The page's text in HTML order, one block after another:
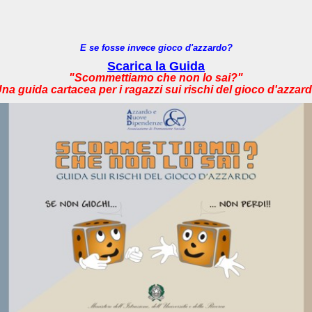
E se fosse invece gioco d'azzardo?
Scarica la Guida
"Scommettiamo che non lo sai?"
guida cartacea per i ragazzi sui rischi del gioco